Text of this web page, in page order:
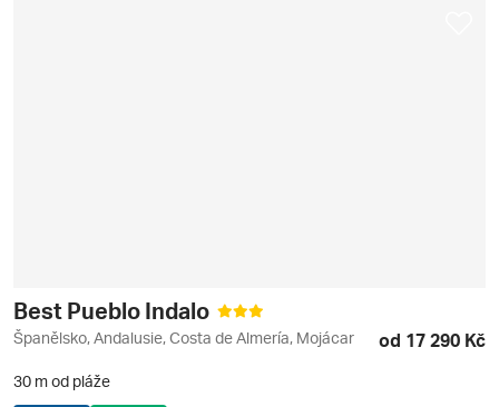
Best Pueblo Indalo
Španělsko, Andalusie, Costa de Almería, Mojácar od 17 290 Kč
30 m od pláže